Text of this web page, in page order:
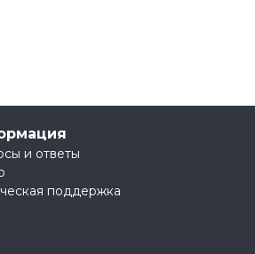
и ответы
поддержка